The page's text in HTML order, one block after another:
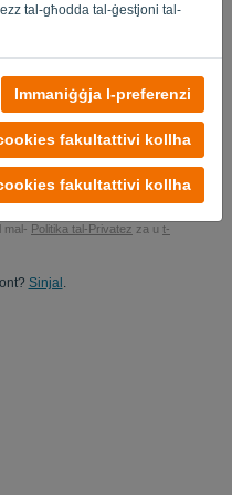
tal-għodda tal-ġestjoni tal-
Immaniġġja l-preferenzi
fakultattivi kollha
fakultattivi kollha
tiegħek
impenn
mal- Politika tal-Privatez za u t-
Sinjal .